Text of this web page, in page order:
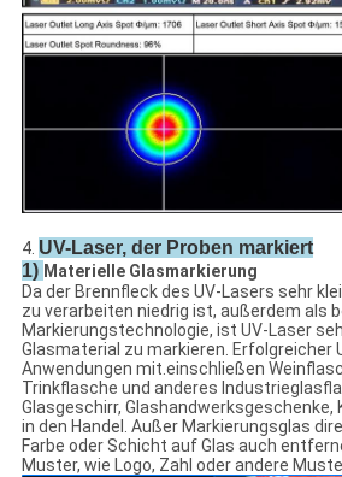
4. UV-Laser, der Proben markiert
1) Materielle Glasmarkierung
Da der Brennfleck des UV-Lasers sehr
zu verarbeiten niedrig ist, außerdem als
Markierungstechnologie, ist UV-Laser
Glasmaterial zu markieren. Erfolgreicher
Anwendungen mit.einschließen
Trinkflasche und anderes
Glasgeschirr, Glashandwerksgeschenke,
in den Handel. Außer Markierungsglas
Farbe oder Schicht auf Glas auch
Muster, wie Logo, Zahl oder andere